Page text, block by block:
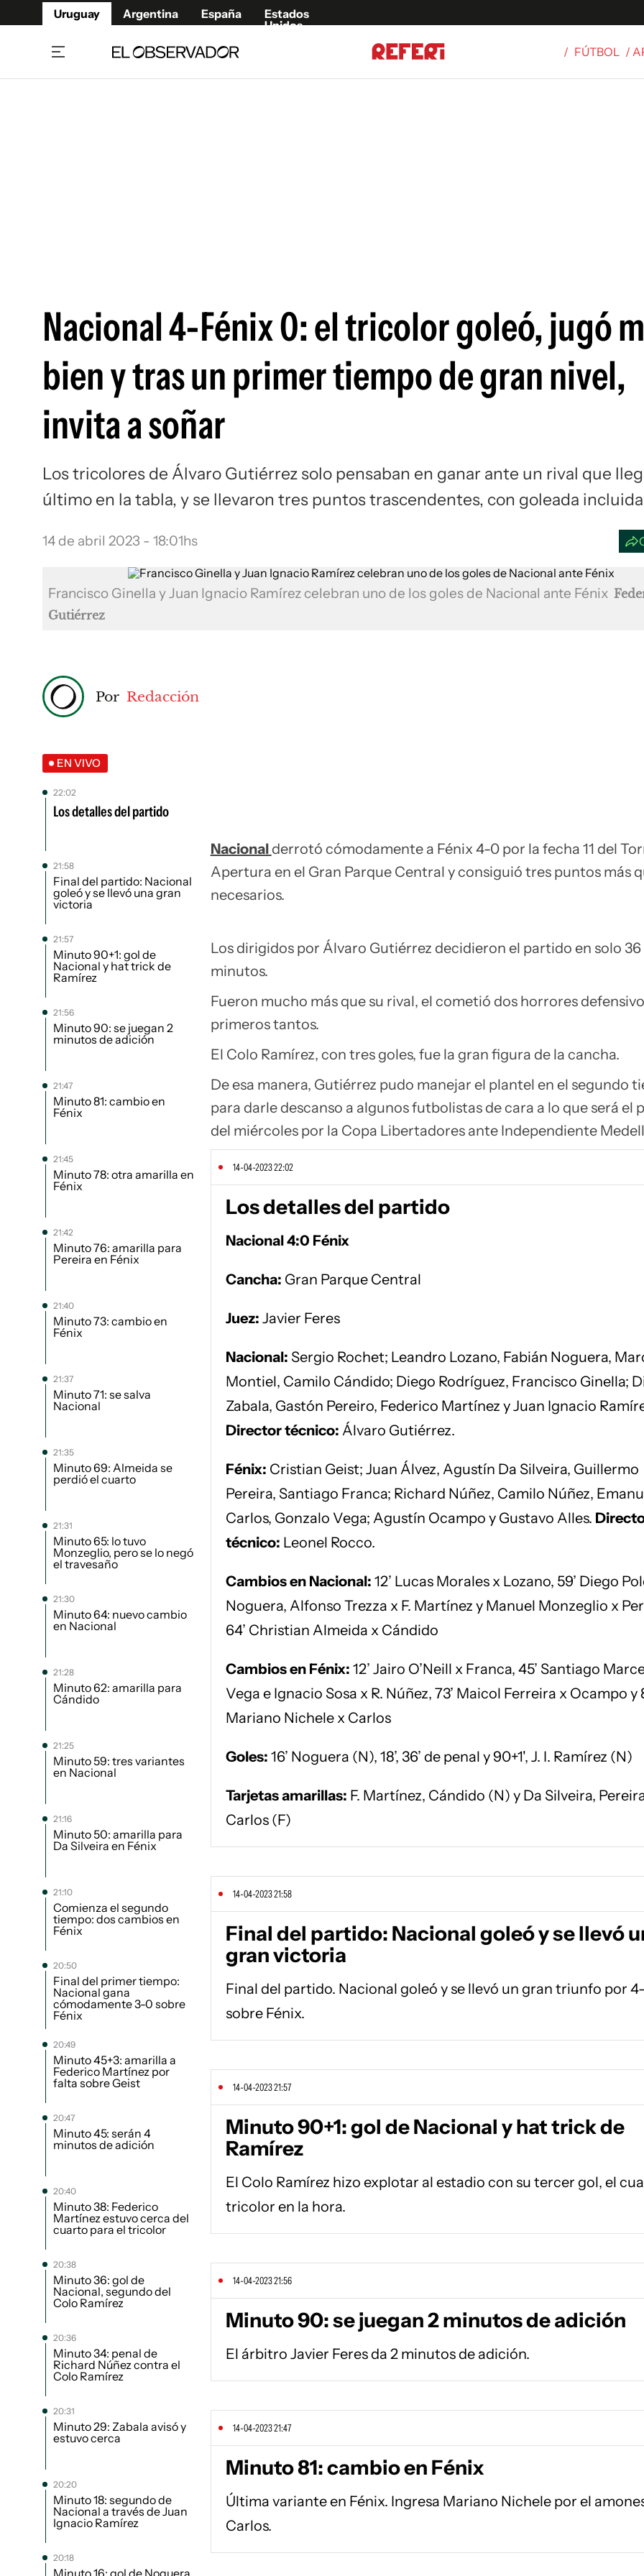
Uruguay Argentina España
Estados
Unidos
/ FÚTBOL /
Nacional 4-Fénix 0: el tricolor goleó, jugó
bien y tras un primer tiempo de gran nivel,
invita a soñar
Los tricolores de Álvaro Gutiérrez solo pensaban en ganar ante un rival que
último en la tabla, y se llevaron tres puntos trascendentes, con goleada incluida
14 de abril 2023 - 18:01hs
Francisco Ginella y Juan Ignacio Ramírez celebran uno de los goles de Nacional ante Fénix
Gutiérrez
Por Redacción
EN VIVO
22:02
Los detalles del partido
21:58
Final del partido: Nacional
goleó y se llevó una gran
victoria
21:57
Minuto 90+1: gol de
Nacional y hat trick de
Ramírez
21:56
Minuto 90: se juegan 2
minutos de adición
21:47
Minuto 81: cambio en
Fénix
21:45
Minuto 78: otra amarilla en
Fénix
21:42
Minuto 76: amarilla para
Pereira en Fénix
21:40
Minuto 73: cambio en
Fénix
21:37
Minuto 71: se salva
Nacional
21:35
Minuto 69: Almeida se
perdió el cuarto
21:31
Minuto 65: lo tuvo
Monzeglio, pero se lo negó
el travesaño
21:30
Minuto 64: nuevo cambio
en Nacional
21:28
Minuto 62: amarilla para
Cándido
21:25
Minuto 59: tres variantes
en Nacional
21:16
Minuto 50: amarilla para
Da Silveira en Fénix
21:10
Comienza el segundo
tiempo: dos cambios en
Fénix
20:50
Final del primer tiempo:
Nacional gana
cómodamente 3-0 sobre
Fénix
20:49
Minuto 45+3: amarilla a
Federico Martínez por
falta sobre Geist
20:47
Minuto 45: serán 4
minutos de adición
20:40
Minuto 38: Federico
Martínez estuvo cerca del
cuarto para el tricolor
20:38
Minuto 36: gol de
Nacional, segundo del
Colo Ramírez
20:36
Minuto 34: penal de
Richard Núñez contra el
Colo Ramírez
20:31
Minuto 29: Zabala avisó y
estuvo cerca
20:20
Minuto 18: segundo de
Nacional a través de Juan
Ignacio Ramírez
20:18
Minuto 16: gol de Noguera
Nacional derrotó cómodamente a Fénix 4-0 por la fecha 11 del
Apertura en el Gran Parque Central y consiguió tres puntos más
necesarios.
Los dirigidos por Álvaro Gutiérrez decidieron el partido en solo 36
minutos.
Fueron mucho más que su rival, el cometió dos horrores
primeros tantos.
El Colo Ramírez, con tres goles, fue la gran figura de la cancha.
De esa manera, Gutiérrez pudo manejar el plantel en el segundo
para darle descanso a algunos futbolistas de cara a lo que será el
del miércoles por la Copa Libertadores ante Independiente
14-04-2023 22:02
Los detalles del partido
Nacional 4:0 Fénix
Cancha: Gran Parque Central
Juez: Javier Feres
Nacional: Sergio Rochet; Leandro Lozano, Fabián Noguera,
Montiel, Camilo Cándido; Diego Rodríguez, Francisco Ginella;
Zabala, Gastón Pereiro, Federico Martínez y Juan Ignacio
Director técnico: Álvaro Gutiérrez.
Fénix: Cristian Geist; Juan Álvez, Agustín Da Silveira, Guillermo
Pereira, Santiago Franca; Richard Núñez, Camilo Núñez,
Carlos, Gonzalo Vega; Agustín Ocampo y Gustavo Alles.
técnico: Leonel Rocco.
Cambios en Nacional: 12’ Lucas Morales x Lozano, 59’ Diego
Noguera, Alfonso Trezza x F. Martínez y Manuel Monzeglio x
64’ Christian Almeida x Cándido
Cambios en Fénix: 12’ Jairo O’Neill x Franca, 45’ Santiago
Vega e Ignacio Sosa x R. Núñez, 73’ Maicol Ferreira x Ocampo y
Mariano Nichele x Carlos
Goles: 16’ Noguera (N), 18’, 36’ de penal y 90+1', J. I. Ramírez (N)
Tarjetas amarillas: F. Martínez, Cándido (N) y Da Silveira,
Carlos (F)
14-04-2023 21:58
Final del partido: Nacional goleó y se llevó
gran victoria
Final del partido. Nacional goleó y se llevó un gran triunfo por
sobre Fénix.
14-04-2023 21:57
Minuto 90+1: gol de Nacional y hat trick de
Ramírez
El Colo Ramírez hizo explotar al estadio con su tercer gol, el
tricolor en la hora.
14-04-2023 21:56
Minuto 90: se juegan 2 minutos de adición
El árbitro Javier Feres da 2 minutos de adición.
14-04-2023 21:47
Minuto 81: cambio en Fénix
Última variante en Fénix. Ingresa Mariano Nichele por el
Carlos.